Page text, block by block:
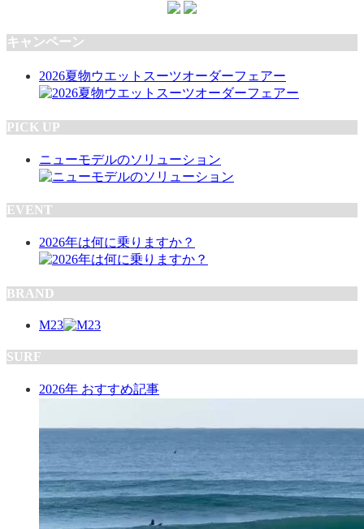
キャンペーン
2026夏物ウエットスーツオーダーフェアー
PICK UP
ニューモデルのソリューション
EVENT
2026年は何に乗りますか？
BRAND
M23
SURF
2026年 おすすめ記事